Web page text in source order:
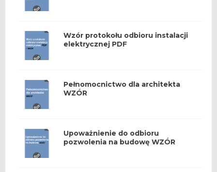
Wzór protokołu odbioru instalacji
elektrycznej PDF
Pełnomocnictwo dla architekta
WZÓR
Upoważnienie do odbioru
pozwolenia na budowę WZÓR